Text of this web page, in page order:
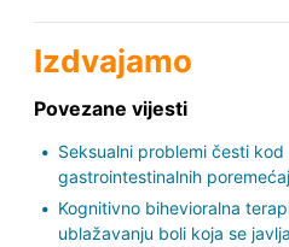
Izdvajamo
Povezane vijesti
Seksualni problemi česti
gastrointestinalnih
Kognitivno bihevioralna
ublažavanju boli koja se